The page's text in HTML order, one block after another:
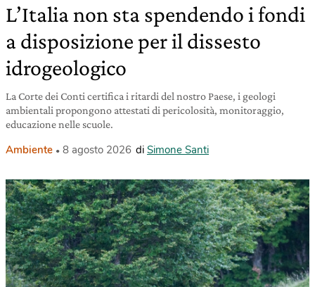
L’Italia non sta spendendo i fondi
a disposizione per il dissesto
idrogeologico
La Corte dei Conti certifica i ritardi del nostro Paese, i geologi
ambientali propongono attestati di pericolosità, monitoraggio,
educazione nelle scuole.
Ambiente 8 agosto 2026 di Simone Santi